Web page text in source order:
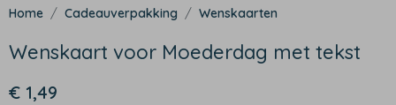
Cadeauverpakking Wenskaarten
Wenskaart voor Moederdag met tekst
€ 1,49